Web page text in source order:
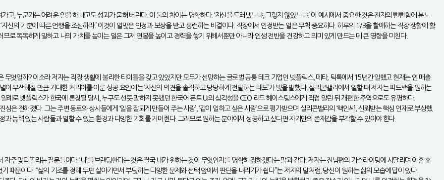
, 누군가는 어려운 일을 해내고도 성과가 묻혀 버린다. 이 둘의 차이는 명확하다. ‘자신을 드러냈느냐, 그렇지 않았느냐.’ 이 예시에서 중요한 것은 전자의 뻔뻔함에 분노
신의 기분에 따른 언행을 조심하라.’ 이것이 알맞은 인정과 보상을 받고 롱런하는 비결이다. 직장에서 인정받는 일은 무척 중요하다. 하루의 1/3을 할애하는 직장 생활에 활
로 똑똑하게 일하고 나의 가치를 높이는 일은 그저 연봉을 높이고 경력을 쌓기 위해서뿐만 아니라 인생 전반을 건강하고 의미 있게 만드는 데 큰 영향을 미친다.
엇일까? 이소라 저자는 직장 생활에 불리한 타이틀을 갖고 있었지만 모두가 선망하는 글로벌 공룡 테크 기업인 넷플릭스, 메타, 틱톡에서 15년간 일했고 현재는 연 매출
무색해질 만큼 거대한 커리어를 이룬 성공 요인에는 ‘자신의 의견을 솔직하고 당당하게 전달하는 태도’가 빛을 발했다. 실리콘밸리에서 일할 때 저자는 피드백을 원하는
로 넷플릭스가 한국에 론칭될 당시, 누구도 선뜻 말하지 못했던 한국어 폰트 UI의 심각성을 CEO 리드 헤이스팅스에게 직접 알린 뒤 개편한 주역으로도 유명하다.
전해졌다. 그는 주변 동료와 상사들에게 ‘일을 잘되게 만들어 주는 사람’, ‘같이 일하고 싶은 사람’으로 평가받으며 실리콘밸리의 ‘핵인싸’, 신뢰받는 핵심 인재로 부상했
능력 있는 사람들과 일할 수 있는 환경과 다양한 기회를 거머쥔다. 그러므로 원하는 분야에서 성공하고 싶다면 자기만의 존재감을 부각할 수 있어야 한다.
자주 맞닥뜨리는 질문들이다. ‘나’를 브랜딩한다는 것은 결국 내가 원하는 것이 무엇인지를 명확히 정하겠다는 말과 같다. 저자는 전남편의 가스라이팅에 시달리며 이혼 후
때문이다. “삶의 기조를 정해 두면 살아가면서 부딪히는 다양한 문제와 선택 앞에서 판단을 내리기가 쉽다”는 저자의 말처럼, 당신이 원하는 삶의 모습에 답이 있다.